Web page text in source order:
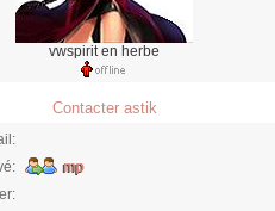
vwspirit en herbe
Contacter astik